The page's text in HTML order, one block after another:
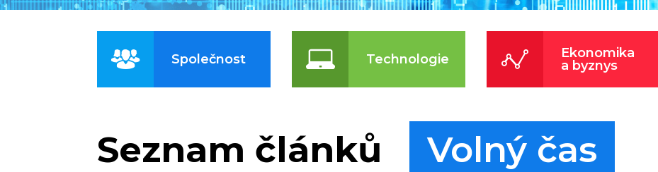
Společnost Technologie
Ekonomika
a byznys
Seznam článků Volný čas